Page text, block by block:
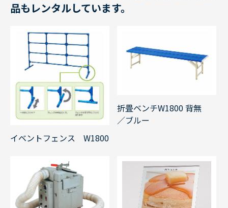
品もレンタルしています。
イベントフェンス W1800
折畳ベンチW1800 背無
／ブルー